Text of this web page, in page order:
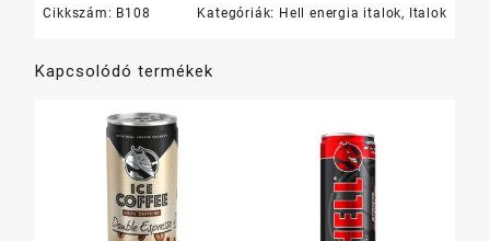
Cikkszám: B108 Kategóriák: Hell energia italok, Italok
Kapcsolódó termékek